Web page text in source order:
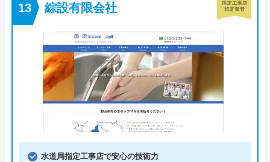
綜設有限会社
水道局指定工事店で安心の技術力